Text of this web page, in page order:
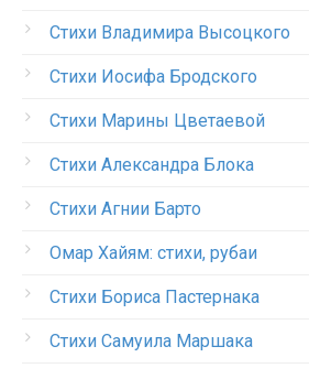
Стихи Владимира Высоцкого
Стихи Иосифа Бродского
Стихи Марины Цветаевой
Стихи Александра Блока
Стихи Агнии Барто
Омар Хайям: стихи, рубаи
Стихи Бориса Пастернака
Стихи Самуила Маршака